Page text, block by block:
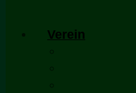
Verein